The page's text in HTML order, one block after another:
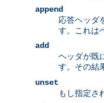
append
応答ヘッダ
す。これは
add
ヘッダが既
す。その結
unset
もし指定さ